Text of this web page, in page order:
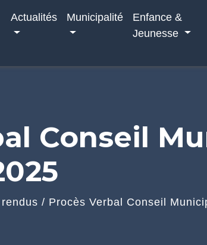
Actualités Municipalité
Enfance &
Jeunesse
Conseil
/ Procès Verbal Conseil